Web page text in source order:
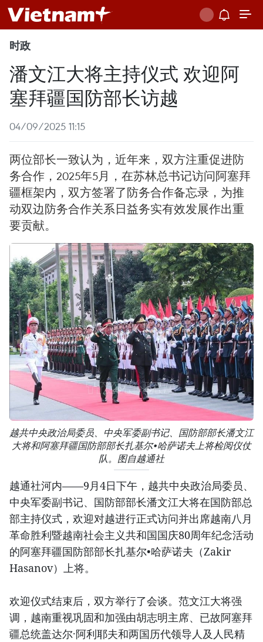
时政
潘文江大将主持仪式 欢迎阿
塞拜疆国防部长访越
04/09/2025 11:15
两位部长一致认为，近年来，双方注重促进防
务合作，2025年5月，在苏林总书记访问阿塞拜
疆框架内，双方签署了防务合作备忘录，为推
动双边防务合作关系日益务实有效发展作出重
要贡献。
越共中央政治局委员、中央军委副书记、国防部部长潘文江
大将和阿塞拜疆国防部部长扎基尔•哈萨诺夫上将检阅仪仗
队。图自越通社
越通社河内——9月4日下午，越共中央政治局委员、
中央军委副书记、国防部部长潘文江大将在国防部总
部主持仪式，欢迎对越进行正式访问并出席越南八月
革命胜利暨越南社会主义共和国国庆80周年纪念活动
的阿塞拜疆国防部部长扎基尔•哈萨诺夫（Zakir
Hasanov）上将。
欢迎仪式结束后，双方举行了会谈。范文江大将强
调，越南重视巩固和加强由胡志明主席、已故阿塞拜
疆总统盖达尔·阿利耶夫和两国历代领导人及人民精